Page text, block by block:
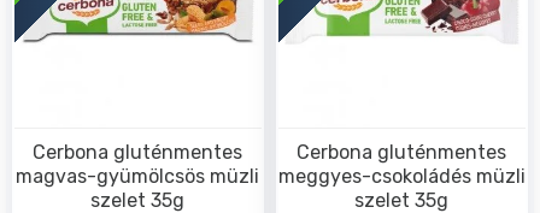
Cerbona gluténmentes
magvas-gyümölcsös müzli
szelet 35g
Cerbona gluténmentes
meggyes-csokoládés müzli
szelet 35g